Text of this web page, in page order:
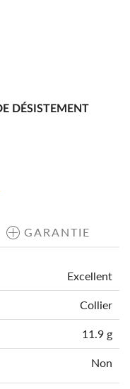
DÉSISTEMENT
GARANTIE
Excellent
Collier
11.9 g
Non